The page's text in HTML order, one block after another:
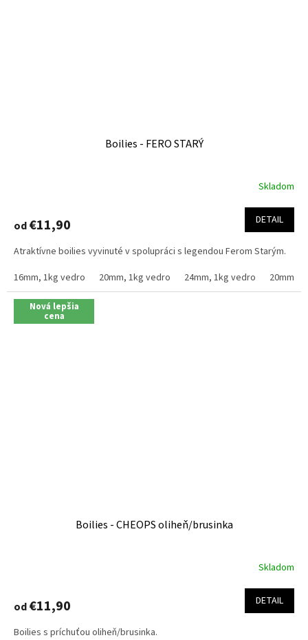
Boilies - FERO STARÝ
je
z
hviezdičiek.
Skladom
od€11,90 DETAIL
Atraktívne boilies vyvinuté v spolupráci s legendou Ferom Starým.
16mm, 1kg vedro
20mm, 1kg vedro 24mm, 1kg vedro 20mm,
Nová lepšia
cena
Boilies - CHEOPS oliheň/brusinka
Skladom
od€11,90 DETAIL
Boilies s príchuťou oliheň/brusinka.